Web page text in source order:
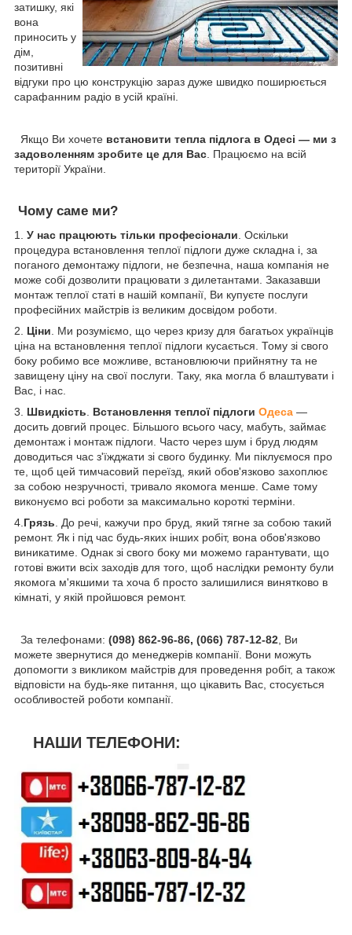
затишку, які
вона
приносить у
дім,
позитивні
відгуки про цю конструкцію зараз дуже швидко поширюється
сарафанним радіо в усій країні.
Якщо Ви хочете встановити тепла підлога в Одесі — ми з
задоволенням зробите це для Вас. Працюємо на всій
території України.
Чому саме ми?
1. У нас працюють тільки професіонали . Оскільки
процедура встановлення теплої підлоги дуже складна і, за
поганого демонтажу підлоги, не безпечна, наша компанія не
може собі дозволити працювати з дилетантами. Заказавши
монтаж теплої статі в нашій компанії, Ви купуєте послуги
професійних майстрів із великим досвідом роботи.
2. Ціни . Ми розуміємо, що через кризу для багатьох українців
ціна на встановлення теплої підлоги кусається. Тому зі свого
боку робимо все можливе, встановлюючи прийнятну та не
завищену ціну на свої послуги. Таку, яка могла б влаштувати і
Вас, і нас.
3. Швидкість Встановлення теплої підлоги Одеса —
досить довгий процес. Більшого всього часу, мабуть, займає
демонтаж і монтаж підлоги. Часто через шум і бруд людям
доводиться час з'їжджати зі свого будинку. Ми піклуємося про
те, щоб цей тимчасовий переїзд, який обов'язково захоплює
за собою незручності, тривало якомога менше. Саме тому
виконуємо всі роботи за максимально короткі терміни.
4. Грязь . До речі, кажучи про бруд, який тягне за собою такий
ремонт. Як і під час будь-яких інших робіт, вона обов'язково
виникатиме. Однак зі свого боку ми можемо гарантувати, що
готові вжити всіх заходів для того, щоб наслідки ремонту були
якомога м'якшими та хоча б просто залишилися винятково в
кімнаті, у якій пройшовся ремонт.
За телефонами: (098) 862-96-86, (066) 787-12-82 , Ви
можете звернутися до менеджерів компанії. Вони можуть
допомогти з викликом майстрів для проведення робіт, а також
відповісти на будь-яке питання, що цікавить Вас, стосується
особливостей роботи компанії.
НАШИ ТЕЛЕФОНИ: